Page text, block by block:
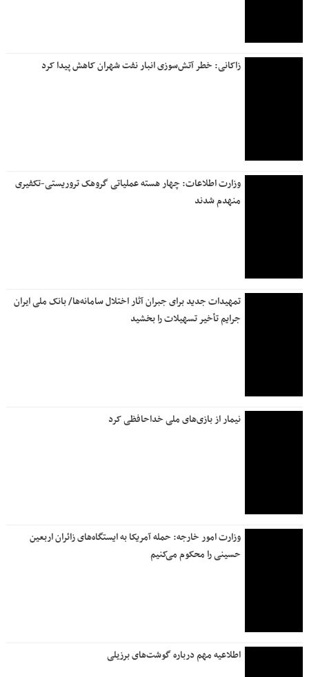
زاکانی: خطر آتش‌سوزی انبار نفت شهران کاهش پیدا کرد
وزارت اطلاعات: چهار هسته‌ عملیاتی گروهک‌ تروریستی-تکفیری
منهدم شدند
تمهیدات جدید برای جبران آثار اختلال سامانه‌ها/ بانک ملی ایران
جرایم تأخیر تسهیلات را بخشید
نیمار از بازی‌های ملی خداحافظی کرد
وزارت امور خارجه: حمله آمریکا به ایستگاه‌های زائران اربعین
حسینی را محکوم می‌کنیم
اطلاعیه مهم درباره گوشت‌های برزیلی